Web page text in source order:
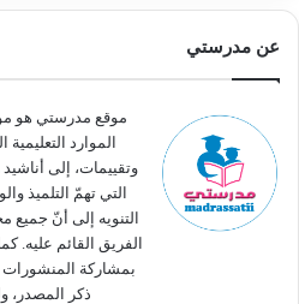
عن مدرستي
موقع مدرستي هو
الموارد
وتقييمات، إلى
التي تهمّ التلميذ
التنويه إلى أنّ
الفريق القائم عليه.
بمشاركة المنشورات
ذكر المصدر،